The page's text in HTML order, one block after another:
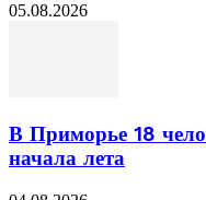
05.08.2026
В Приморье 18
начала лета